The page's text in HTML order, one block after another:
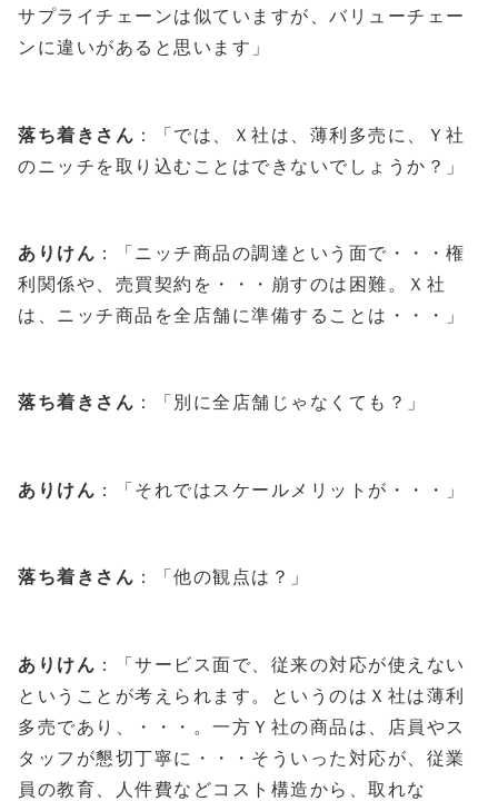
サプライチェーンは似ていますが、バリューチェー
ンに違いがあると思います」
落ち着きさん ：「では、Ｘ社は、薄利多売に、Ｙ社
のニッチを取り込むことはできないでしょうか？」
ありけん ：「ニッチ商品の調達という面で・・・権
利関係や、売買契約を・・・崩すのは困難。Ｘ社
は、ニッチ商品を全店舗に準備することは・・・」
落ち着きさん ：「別に全店舗じゃなくても？」
ありけん ：「それではスケールメリットが・・・」
落ち着きさん ：「他の観点は？」
ありけん ：「サービス面で、従来の対応が使えない
ということが考えられます。というのはＸ社は薄利
多売であり、・・・。一方Ｙ社の商品は、店員やス
タッフが懇切丁寧に・・・そういった対応が、従業
員の教育、人件費などコスト構造から、取れな